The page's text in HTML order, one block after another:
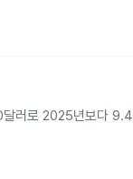
러로 2025년보다